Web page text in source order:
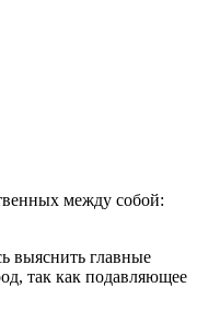
между собой:
выяснить главные
так как подавляющее